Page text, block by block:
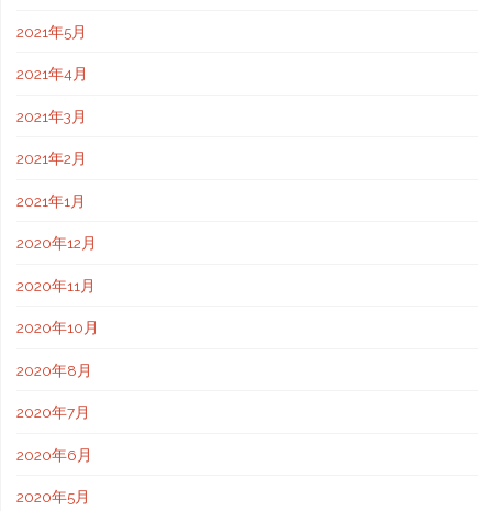
2021年5月
2021年4月
2021年3月
2021年2月
2021年1月
2020年12月
2020年11月
2020年10月
2020年8月
2020年7月
2020年6月
2020年5月